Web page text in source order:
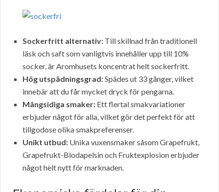
Sockerfritt alternativ: Till skillnad från traditionell
läsk och saft som vanligtvis innehåller upp till 10%
socker, är Aromhusets koncentrat helt sockerfritt.
Hög utspädningsgrad:Spädes ut 33 gånger, vilket
innebär att du får mycket dryck för pengarna.
Mångsidiga smaker: Ett flertal smakvariationer
erbjuder något för alla, vilket gör det perfekt för att
tillgodose olika smakpreferenser.
Unikt utbud: Unika vuxensmaker såsom Grapefrukt,
Grapefrukt-Blodapelsin och Fruktexplosion erbjuder
något helt nytt för marknaden.